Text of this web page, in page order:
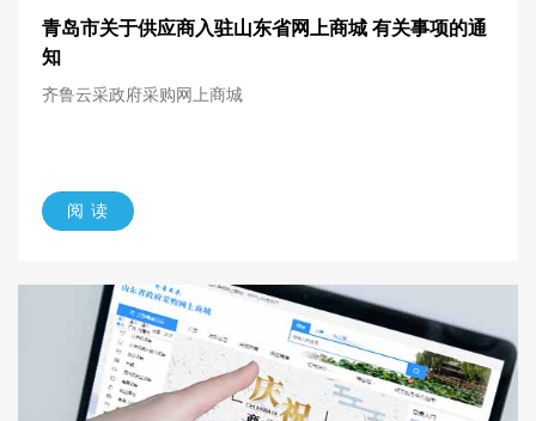
青岛市关于供应商入驻山东省网上商城 有关事项的通
知
齐鲁云采政府采购网上商城
阅 读